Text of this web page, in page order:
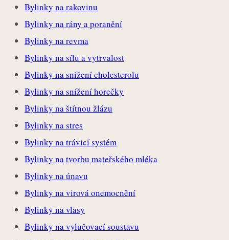
Bylinky na rakovinu
Bylinky na rány a poranění
Bylinky na revma
Bylinky na sílu a vytrvalost
Bylinky na snížení cholesterolu
Bylinky na snížení horečky
Bylinky na štítnou žlázu
Bylinky na stres
Bylinky na trávicí systém
Bylinky na tvorbu mateřského mléka
Bylinky na únavu
Bylinky na virová onemocnění
Bylinky na vlasy
Bylinky na vylučovací soustavu